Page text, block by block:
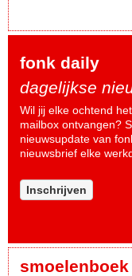
fonk daily
dagelijkse
Wil jij elke ochtend
mailbox ontvangen?
nieuwsupdate van
nieuwsbrief elke
Inschrijven